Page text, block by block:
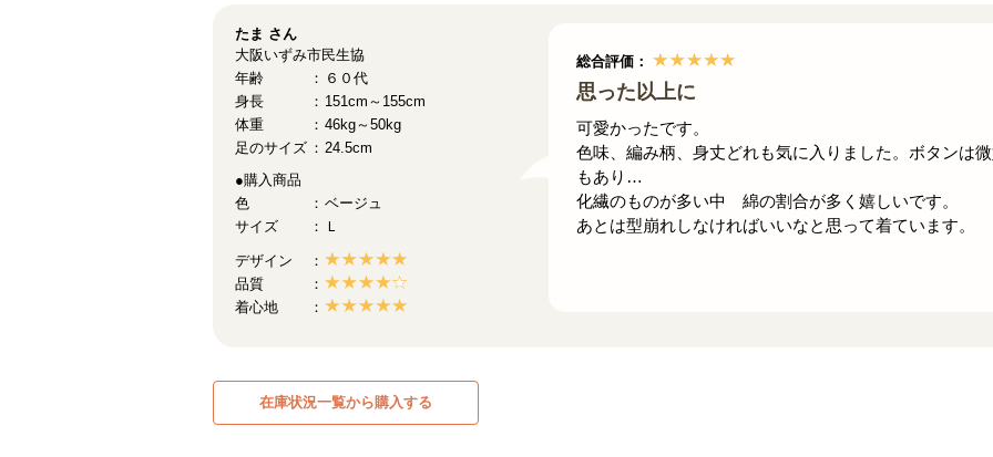
総合評価：
思った以上に
可愛かったです。
色味、編み柄、身丈どれも気に入りました。ボタンは
もあり…
化繊のものが多い中 綿の割合が多く嬉しいです。
あとは型崩れしなければいいなと思って着ています。
たま さん
大阪いずみ市民生協
年齢
６０代
身長
151cm～155cm
体重
46kg～50kg
足のサイズ
24.5cm
●購入商品
色
ベージュ
サイズ
Ｌ
デザイン
品質
着心地
在庫状況一覧から購入する